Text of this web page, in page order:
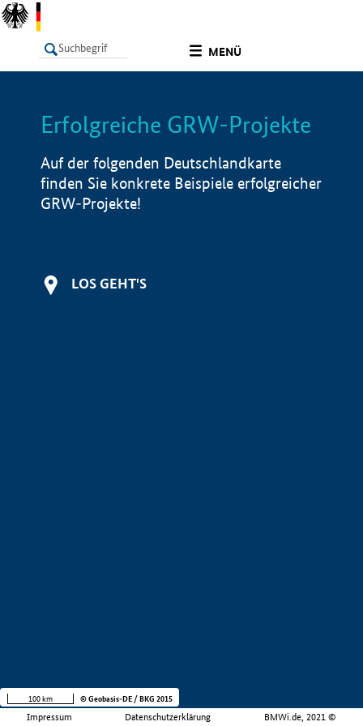
MENÜ
LISTE Info
Erfolgreiche GRW-Projekte
Auf der folgenden Deutschlandkarte
finden Sie konkrete Beispiele erfolgreicher
GRW-Projekte!
LOS GEHT'S
Impressum Datenschutzerklärung BMWi.de, 2021 ©
100 km © Geobasis-DE / BKG 2015